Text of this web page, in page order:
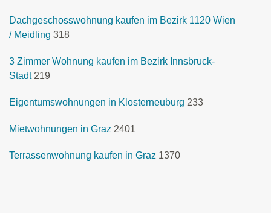
Dachgeschosswohnung kaufen im Bezirk 1120 Wien
/ Meidling 318
3 Zimmer Wohnung kaufen im Bezirk Innsbruck-
Stadt 219
Eigentumswohnungen in Klosterneuburg 233
Mietwohnungen in Graz 2401
Terrassenwohnung kaufen in Graz 1370